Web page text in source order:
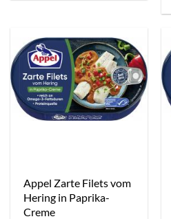
Appel Zarte Filets vom
Hering in Paprika-
Creme